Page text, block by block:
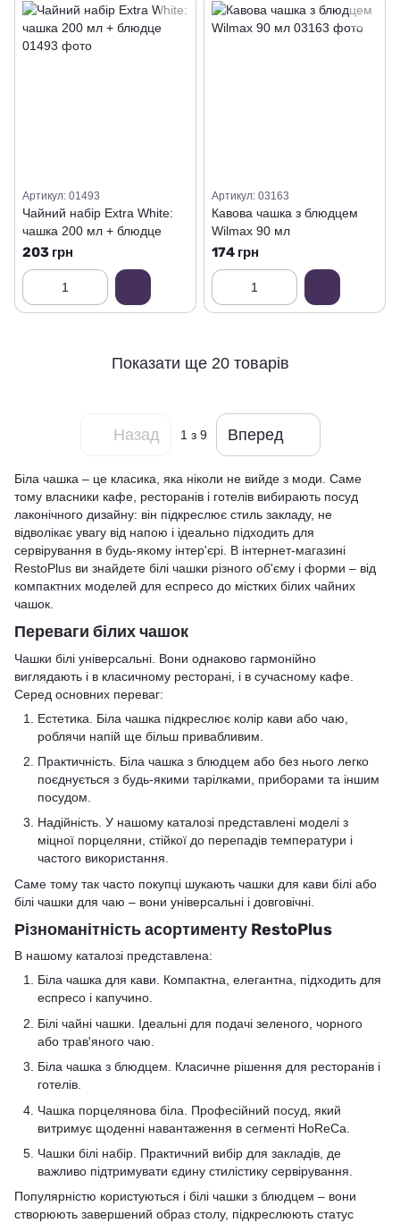
Артикул: 01493
Чайний набір Extra White:
чашка 200 мл + блюдце
203 грн
Артикул: 03163
Кавова чашка з блюдцем
Wilmax 90 мл
174 грн
Показати ще 20 товарів
Назад 1 з 9 Вперед
Біла чашка – це класика, яка ніколи не вийде з моди. Саме
тому власники кафе, ресторанів і готелів вибирають посуд
лаконічного дизайну: він підкреслює стиль закладу, не
відволікає увагу від напою і ідеально підходить для
сервірування в будь-якому інтер'єрі. В інтернет-магазині
RestoPlus ви знайдете білі чашки різного об'єму і форми – від
компактних моделей для еспресо до містких білих чайних
чашок.
Переваги білих чашок
Чашки білі універсальні. Вони однаково гармонійно
виглядають і в класичному ресторані, і в сучасному кафе.
Серед основних переваг:
Естетика. Біла чашка підкреслює колір кави або чаю,
роблячи напій ще більш привабливим.
Практичність. Біла чашка з блюдцем або без нього легко
поєднується з будь-якими тарілками, приборами та іншим
посудом.
Надійність. У нашому каталозі представлені моделі з
міцної порцеляни, стійкої до перепадів температури і
частого використання.
Саме тому так часто покупці шукають чашки для кави білі або
білі чашки для чаю – вони універсальні і довговічні.
Різноманітність асортименту RestoPlus
В нашому каталозі представлена:
Біла чашка для кави. Компактна, елегантна, підходить для
еспресо і капучино.
Білі чайні чашки. Ідеальні для подачі зеленого, чорного
або трав'яного чаю.
Біла чашка з блюдцем. Класичне рішення для ресторанів і
готелів.
Чашка порцелянова біла. Професійний посуд, який
витримує щоденні навантаження в сегменті HoReCa.
Чашки білі набір. Практичний вибір для закладів, де
важливо підтримувати єдину стилістику сервірування.
Популярністю користуються і білі чашки з блюдцем – вони
створюють завершений образ столу, підкреслюють статус